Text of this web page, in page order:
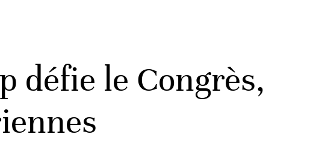
défie le Congrès,